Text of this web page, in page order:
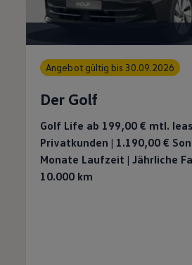
Angebot gültig bis 30.09.2026
Der Golf
Golf Life ab 199,00 € mtl.
Privatkunden | 1.190,00 €
Monate Laufzeit | Jährliche
10.000 km